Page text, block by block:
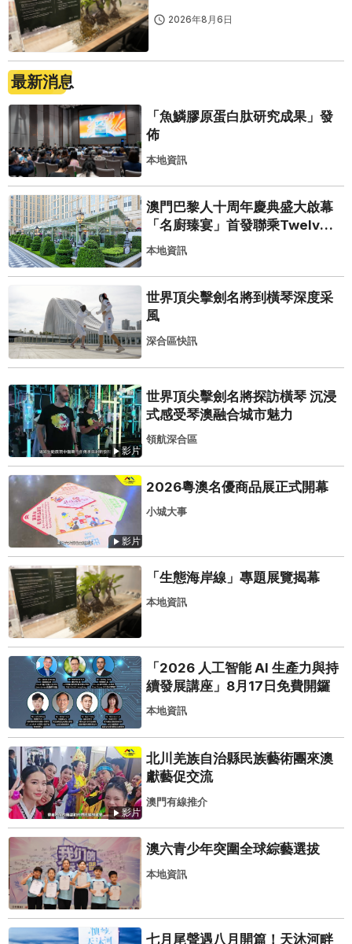
2026年8月6日
最新消息
「魚鱗膠原蛋白肽研究成果」發
佈
本地資訊
澳門巴黎人十周年慶典盛大啟幕
「名廚臻宴」首發聯乘Twelve
25演繹極致法式風雅
本地資訊
世界頂尖擊劍名將到橫琴深度采
風
深合區快訊
影片
世界頂尖擊劍名將探訪橫琴 沉浸
式感受琴澳融合城市魅力
領航深合區
影片
2026粵澳名優商品展正式開幕
小城大事
「生態海岸線」專題展覽揭幕
本地資訊
「2026 人工智能 AI 生產力與持
續發展講座」8月17日免費開鑼
本地資訊
影片
北川羌族自治縣民族藝術團來澳
獻藝促交流
澳門有線推介
澳六青少年突圍全球綜藝選拔
本地資訊
七月尾聲遇八月開篇！天沐河畔